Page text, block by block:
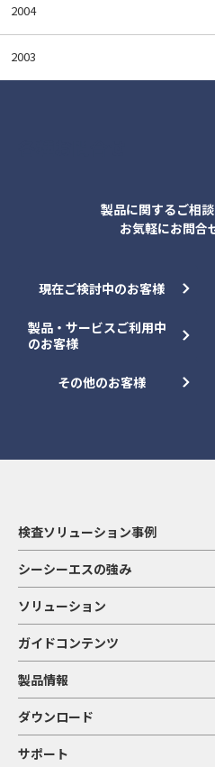
2004
2003
製品に関するご相談
お気軽にお問合
現在ご検討中のお客様
製品・サービスご利用中
のお客様
その他のお客様
検査ソリューション事例
シーシーエスの強み
ソリューション
ガイドコンテンツ
製品情報
ダウンロード
サポート